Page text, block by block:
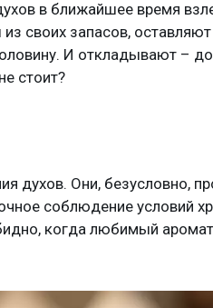
в ближайшее время
своих запасов,
И откладывают –
стоит?
духов. Они, безусловно,
соблюдение условий
когда любимый аромат